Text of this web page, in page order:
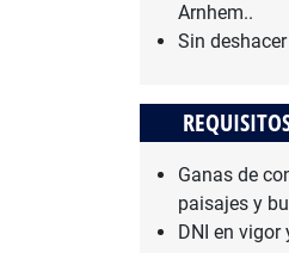
Arnhem..
Sin
Ganas de
paisajes y
DNI en vigor